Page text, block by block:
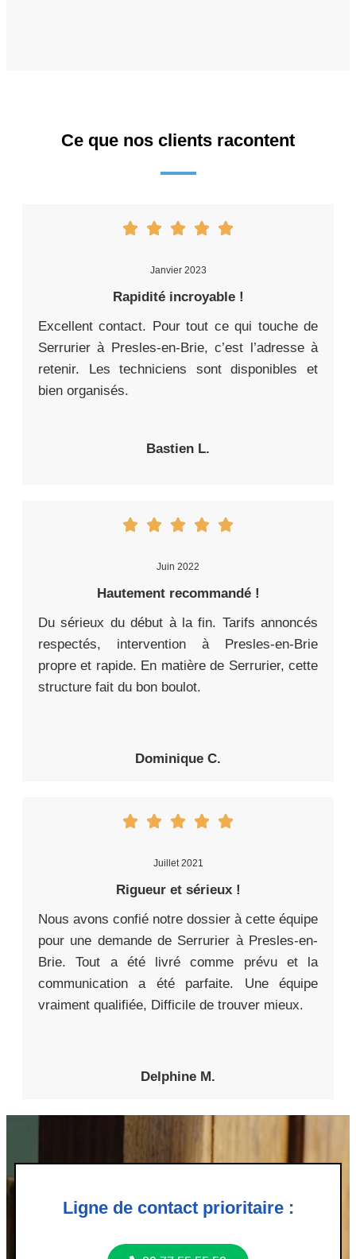
Ce que nos clients racontent
Janvier 2023
Rapidité incroyable !
Excellent contact. Pour tout ce qui touche de
Serrurier à Presles-en-Brie, c’est l’adresse à
retenir. Les techniciens sont disponibles et
bien organisés.
Bastien L.
Juin 2022
Hautement recommandé !
Du sérieux du début à la fin. Tarifs annoncés
respectés, intervention à Presles-en-Brie
propre et rapide. En matière de Serrurier, cette
structure fait du bon boulot.
Dominique C.
Juillet 2021
Rigueur et sérieux !
Nous avons confié notre dossier à cette équipe
pour une demande de Serrurier à Presles-en-
Brie. Tout a été livré comme prévu et la
communication a été parfaite. Une équipe
vraiment qualifiée, Difficile de trouver mieux.
Delphine M.
Ligne de contact prioritaire :